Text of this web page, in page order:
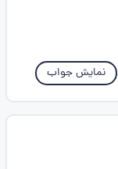
نمایش جواب